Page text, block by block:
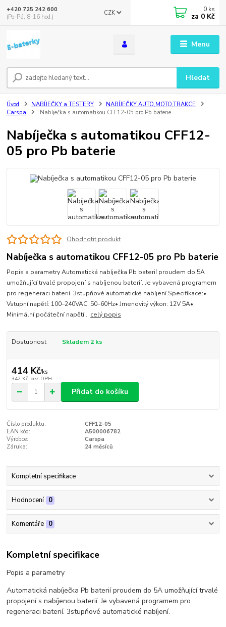
Menu
CZK
Hledat
+420 725 242 600
(Po-Pá, 8-16 hod.)
0 ks
za 0 Kč
Úvod NABÍJEČKY a TESTERY
NABÍJEČKY AUTO,MOTO,TRAKCE
Carspa
Nabíječka s automatikou CFF12-05 pro Pb baterie
Nabíječka s automatikou CFF12-
05 pro Pb baterie
Ohodnotit produkt
Nabíječka s automatikou CFF12-05 pro Pb baterie
Popis a parametry Automatická nabíječka Pb baterií proudem do 5A
umožňující trvalé propojení s nabíjenou baterií. Je vybavená programem
pro regeneraci baterií. 3stupňové automatické nabíjení.Specifikace:•
Vstupní napětí: 100–240VAC, 50–60Hz• Jmenovitý výkon: 12V 5A•
Minimální počáteční napětí... celý popis
Dostupnost Skladem 2 ks
414 Kč/ks
342 Kč bez DPH
Přidat do košíku
Číslo produktu:
CFF12-05
EAN kód:
A500006782
Výrobce:
Carspa
Záruka:
24 měsíců
Kompletní specifikace
Hodnocení 0
Komentáře 0
Kompletní specifikace
Popis a parametry
Automatická nabíječka Pb baterií proudem do 5A umožňující trvalé
propojení s nabíjenou baterií. Je vybavená programem pro
regeneraci baterií. 3stupňové automatické nabíjení.